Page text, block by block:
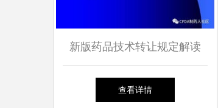
新版药品技术转让规定解读
更严的准入，更高的标尺，更
查看详情